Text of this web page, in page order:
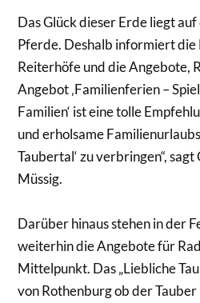
Das Glück dieser Erde liegt
Pferde. Deshalb informiert die
Reiterhöfe und die Angebote,
Angebot ‚Familienferien –
Familien‘ ist eine tolle
und erholsame
Taubertal‘ zu verbringen“,
Müssig.
Darüber hinaus stehen in der
weiterhin die Angebote für
Mittelpunkt. Das „Liebliche
von Rothenburg ob der